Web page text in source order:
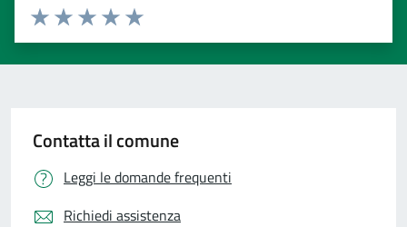
Valuta 5 stelle su 5
Valuta 4 stelle su 5
Valuta 3 stelle su 5
Valuta 2 stelle su 5
Valuta 1 stelle su 5
Contatta il comune
Leggi le domande frequenti
Richiedi assistenza